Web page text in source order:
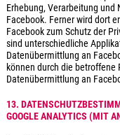
Erhebung, Verarbeitung und
Facebook. Ferner wird dort
Facebook zum Schutz der
sind unterschiedliche
Datenübermittlung an
können durch die
Datenübermittlung an
13.
GOOGLE ANALYTICS (MIT